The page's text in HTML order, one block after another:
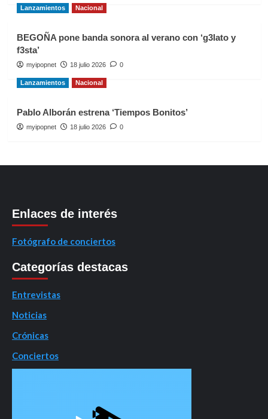
Lanzamientos Nacional
BEGOÑA pone banda sonora al verano con ‘g3lato y
f3sta’
myipopnet 18 julio 2026 0
Lanzamientos Nacional
Pablo Alborán estrena ‘Tiempos Bonitos’
myipopnet 18 julio 2026 0
Enlaces de interés
Fotógrafo de conciertos
Categorías destacas
Entrevistas
Noticias
Crónicas
Conciertos